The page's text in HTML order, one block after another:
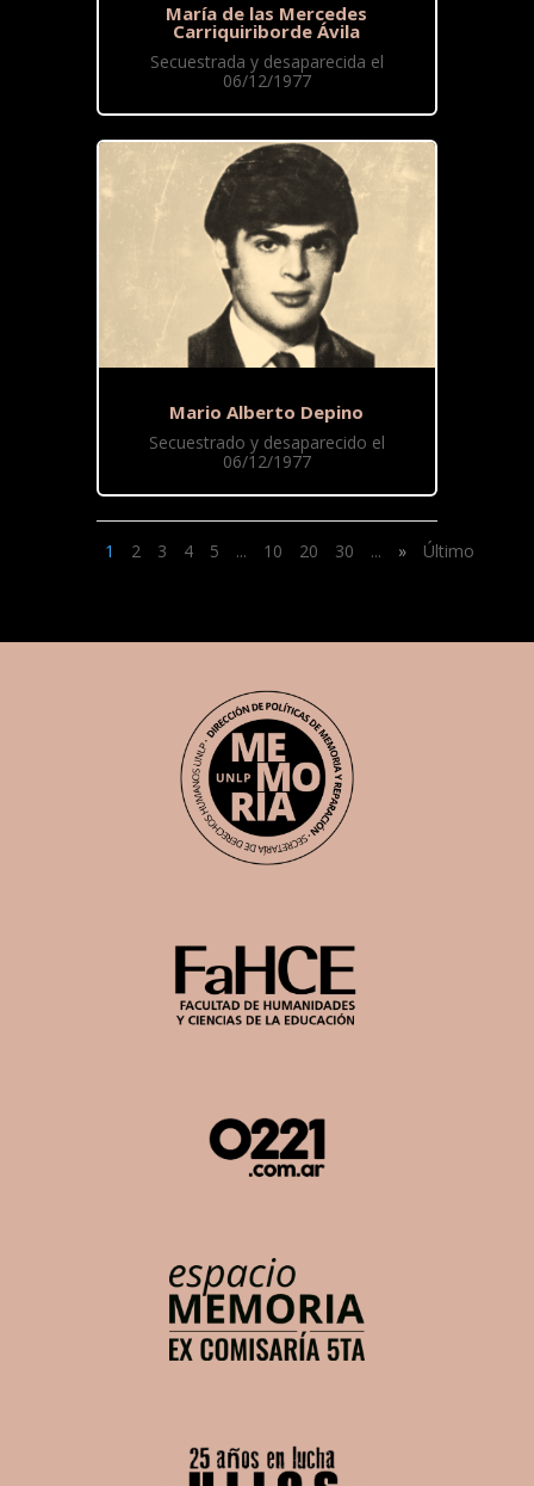
María de las Mercedes
Carriquiriborde Ávila
Secuestrada y desaparecida el
06/12/1977
Mario Alberto Depino
Secuestrado y desaparecido el
06/12/1977
1 2 3 4 5 ... 10 20 30 ... » Último